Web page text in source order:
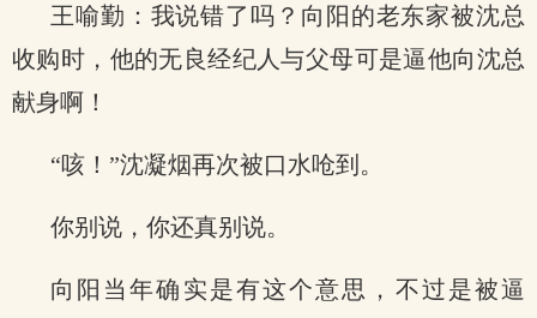
王喻勤：我说错了吗？向阳的老东家被沈总
收购时，他的无良经纪人与父母可是逼他向沈总
献身啊！
“咳！”沈凝烟再次被口水呛到。
你别说，你还真别说。
向阳当年确实是有这个意思，不过是被逼